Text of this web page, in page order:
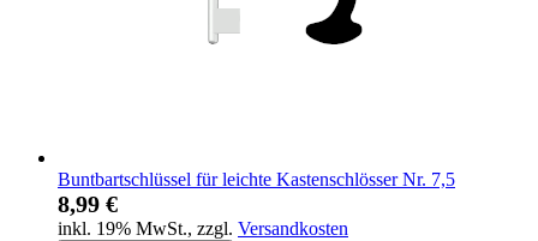
Buntbartschlüssel für leichte Kastenschlösser Nr. 7,5
8,99 €
inkl. 19% MwSt., zzgl. Versandkosten